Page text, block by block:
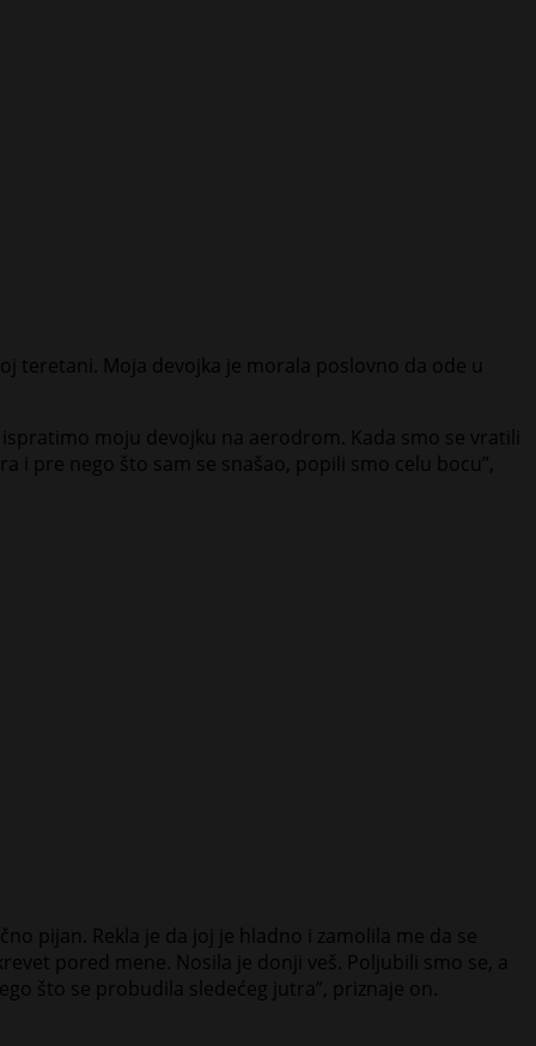
teretani. Moja devojka je morala poslovno da ode u
moju devojku na aerodrom. Kada smo se vratili
i pre nego što sam se snašao, popili smo celu bocu”,
pijan. Rekla je da joj je hladno i zamolila me da se
pored mene. Nosila je donji veš. Poljubili smo se, a
što se probudila sledećeg jutra”, priznaje on.